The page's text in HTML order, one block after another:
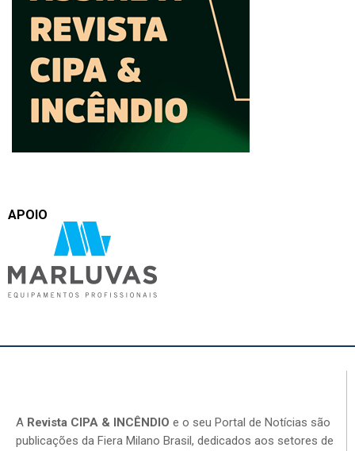
APOIO
A Revista CIPA & INCÊNDIO e o seu Portal de Notícias são
publicações da Fiera Milano Brasil, dedicados aos setores de